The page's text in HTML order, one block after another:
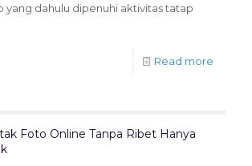
yang dahulu dipenuhi aktivitas tatap
Read more
Foto Online Tanpa Ribet Hanya